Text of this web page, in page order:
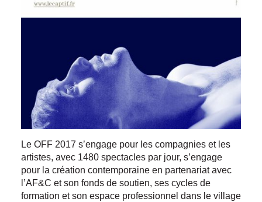
Le OFF 2017 s’engage pour les compagnies et les
artistes, avec 1480 spectacles par jour, s’engage
pour la création contemporaine en partenariat avec
l’AF&C et son fonds de soutien, ses cycles de
formation et son espace professionnel dans le village